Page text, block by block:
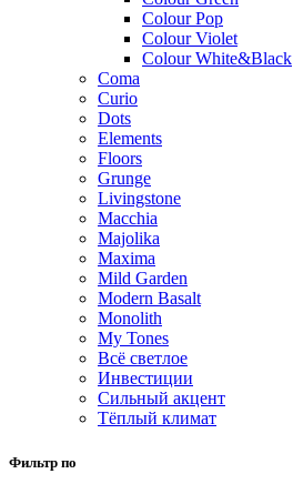
Colour Pop
Colour Violet
Colour White&Black
Coma
Curio
Dots
Elements
Floors
Grunge
Livingstone
Macchia
Majolika
Maxima
Mild Garden
Modern Basalt
Monolith
My Tones
Всё светлое
Инвестиции
Сильный акцент
Тёплый климат
Фильтр по